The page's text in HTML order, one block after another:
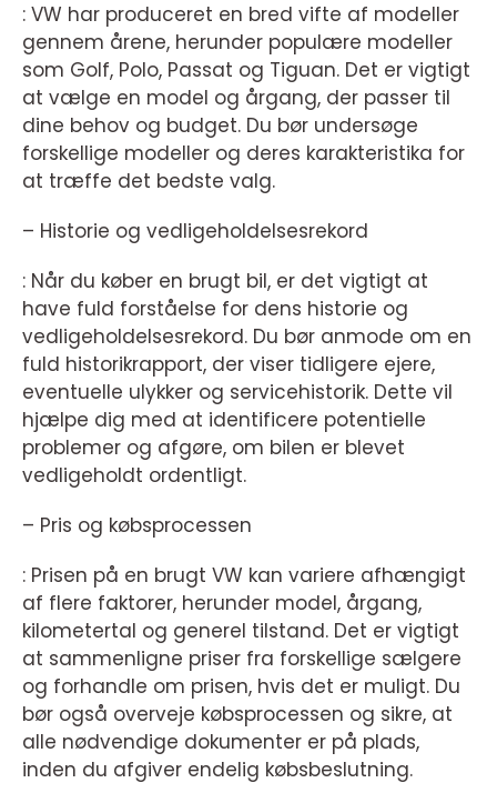
: VW har produceret en bred vifte af modeller
gennem årene, herunder populære modeller
som Golf, Polo, Passat og Tiguan. Det er vigtigt
at vælge en model og årgang, der passer til
dine behov og budget. Du bør undersøge
forskellige modeller og deres karakteristika for
at træffe det bedste valg.
– Historie og vedligeholdelsesrekord
: Når du køber en brugt bil, er det vigtigt at
have fuld forståelse for dens historie og
vedligeholdelsesrekord. Du bør anmode om en
fuld historikrapport, der viser tidligere ejere,
eventuelle ulykker og servicehistorik. Dette vil
hjælpe dig med at identificere potentielle
problemer og afgøre, om bilen er blevet
vedligeholdt ordentligt.
– Pris og købsprocessen
: Prisen på en brugt VW kan variere afhængigt
af flere faktorer, herunder model, årgang,
kilometertal og generel tilstand. Det er vigtigt
at sammenligne priser fra forskellige sælgere
og forhandle om prisen, hvis det er muligt. Du
bør også overveje købsprocessen og sikre, at
alle nødvendige dokumenter er på plads,
inden du afgiver endelig købsbeslutning.